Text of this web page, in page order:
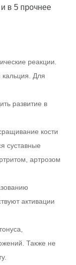
и в 5 прочнее
реакции.
кальция. Для
развитие в
кости
суставные
артрозом
активации
Также не